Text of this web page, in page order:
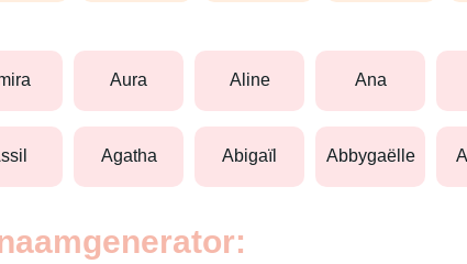
aura aline ana
assil agatha abigaïl abbygaëlle